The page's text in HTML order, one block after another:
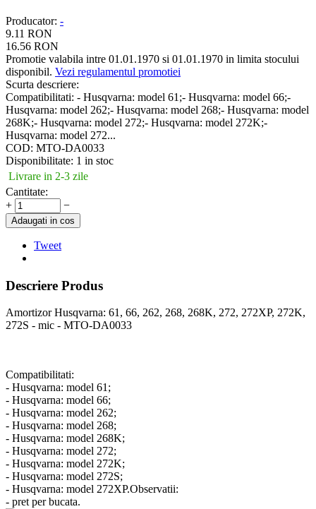
Producator: -
9.11 RON
16.56 RON
Promotie valabila intre 01.01.1970 si 01.01.1970 in limita stocului
disponibil. Vezi regulamentul promotiei
Scurta descriere:
Compatibilitati: - Husqvarna: model 61;- Husqvarna: model 66;-
Husqvarna: model 262;- Husqvarna: model 268;- Husqvarna: model
268K;- Husqvarna: model 272;- Husqvarna: model 272K;-
Husqvarna: model 272...
COD: MTO-DA0033
Disponibilitate: 1 in stoc
Livrare in 2-3 zile
Cantitate:
+
−
Adaugati in cos
Tweet
Descriere Produs
Amortizor Husqvarna: 61, 66, 262, 268, 268K, 272, 272XP, 272K,
272S - mic - MTO-DA0033
Compatibilitati:
- Husqvarna: model 61;
- Husqvarna: model 66;
- Husqvarna: model 262;
- Husqvarna: model 268;
- Husqvarna: model 268K;
- Husqvarna: model 272;
- Husqvarna: model 272K;
- Husqvarna: model 272S;
- Husqvarna: model 272XP.Observatii:
- pret per bucata.